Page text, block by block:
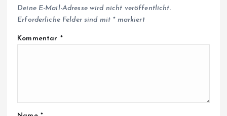
Deine E-Mail-Adresse wird nicht veröffentlicht.
Erforderliche Felder sind mit *markiert
Kommentar *